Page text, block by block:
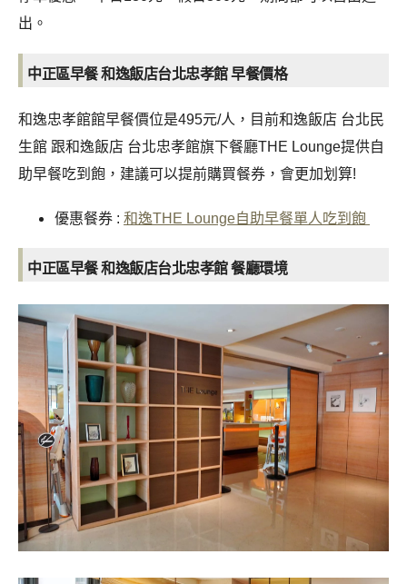
出。
中正區早餐 和逸飯店台北忠孝館 早餐價格
和逸忠孝館館早餐價位是495元/人，目前和逸飯店 台北民
生館 跟和逸飯店 台北忠孝館旗下餐廳THE Lounge提供自
助早餐吃到飽，建議可以提前購買餐券，會更加划算!
優惠餐券 : 和逸THE Lounge自助早餐單人吃到飽
中正區早餐 和逸飯店台北忠孝館 餐廳環境